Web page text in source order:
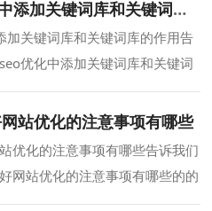
网站seo优化中添加关键词库和关键词库的作用
加关键词库和关键词库的作用告
优化中添加关键词库和关键词
知识，同信长春网络公司介绍您
加关键词库和关键词库的作用的
站优化的注意事项有哪些
优化的注意事项有哪些告诉我们
网站优化的注意事项有哪些的的
春网络公司介绍您网站建设做好